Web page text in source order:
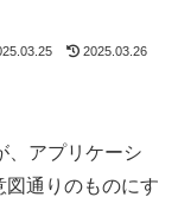
2025.03.26
、アプリケーシ
図通りのものにす